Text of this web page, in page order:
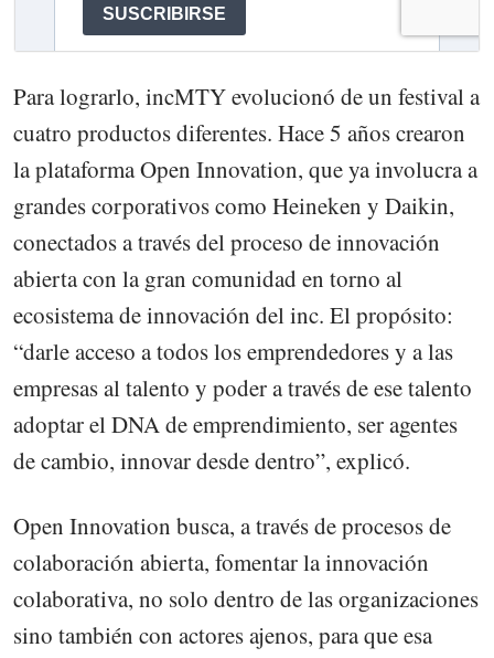
Para lograrlo, incMTY evolucionó de un festival a
cuatro productos diferentes. Hace 5 años crearon
la plataforma Open Innovation, que ya involucra a
grandes corporativos como Heineken y Daikin,
conectados a través del proceso de innovación
abierta con la gran comunidad en torno al
ecosistema de innovación del inc. El propósito:
“darle acceso a todos los emprendedores y a las
empresas al talento y poder a través de ese talento
adoptar el DNA de emprendimiento, ser agentes
de cambio, innovar desde dentro”, explicó.
Open Innovation busca, a través de procesos de
colaboración abierta, fomentar la innovación
colaborativa, no solo dentro de las organizaciones
sino también con actores ajenos, para que esa